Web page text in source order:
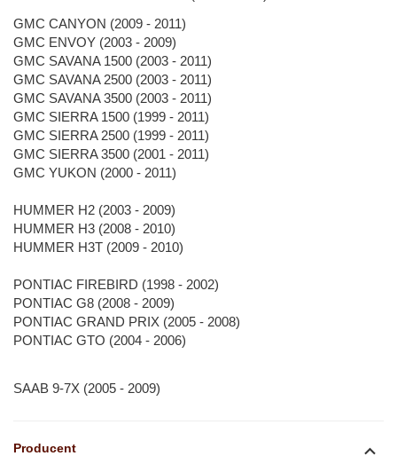
GMC CANYON (2009 - 2011)
GMC ENVOY (2003 - 2009)
GMC SAVANA 1500 (2003 - 2011)
GMC SAVANA 2500 (2003 - 2011)
GMC SAVANA 3500 (2003 - 2011)
GMC SIERRA 1500 (1999 - 2011)
GMC SIERRA 2500 (1999 - 2011)
GMC SIERRA 3500 (2001 - 2011)
GMC YUKON (2000 - 2011)
HUMMER H2 (2003 - 2009)
HUMMER H3 (2008 - 2010)
HUMMER H3T (2009 - 2010)
PONTIAC FIREBIRD (1998 - 2002)
PONTIAC G8 (2008 - 2009)
PONTIAC GRAND PRIX (2005 - 2008)
PONTIAC GTO (2004 - 2006)
SAAB 9-7X (2005 - 2009)
Producent